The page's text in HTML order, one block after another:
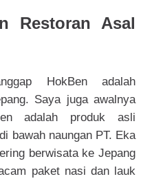
Restoran Asal
HokBen adalah
Saya juga awalnya
adalah produk asli
bawah naungan PT. Eka
berwisata ke Jepang
paket nasi dan lauk